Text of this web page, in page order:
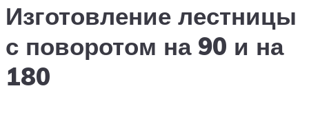
Изготовление лестницы
с поворотом на 90 и на
180